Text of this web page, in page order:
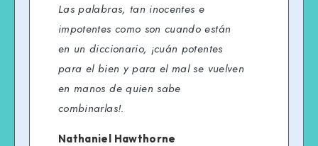
Las palabras, tan inocentes e
impotentes como son cuando están
en un diccionario, ¡cuán potentes
para el bien y para el mal se vuelven
en manos de quien sabe
combinarlas!.
Nathaniel Hawthorne